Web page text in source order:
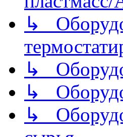
↳
↳
↳
↳